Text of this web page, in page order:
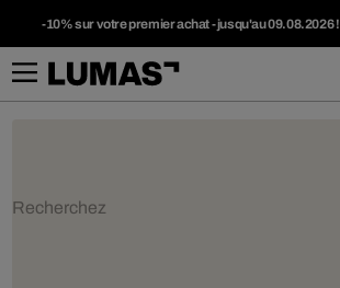
-10% sur votre premier achat - jusqu'au 09.08.2026 !